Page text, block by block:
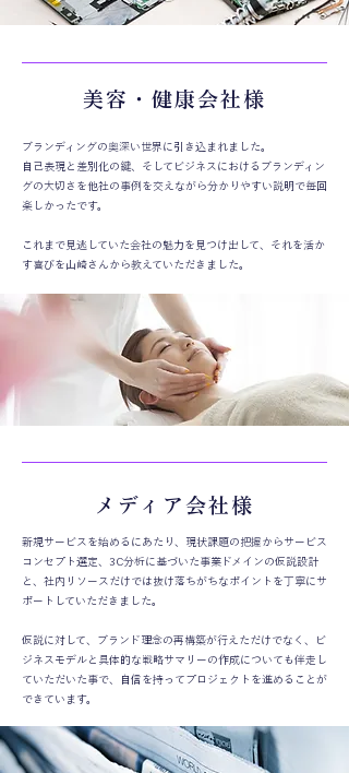
美容・健康会社様
ブランディングの奥深い世界に引き込まれました。
自己表現と差別化の鍵、そしてビジネスにおけるブランディン
グの大切さを他社の事例を交えながら分かりやすい説明で毎回
楽しかったです。
これまで見逃していた会社の魅力を見つけ出して、それを活か
す喜びを山崎さんから教えていただきました。
メディア会社様
新規サービスを始めるにあたり、現状課題の把握からサービス
コンセプト選定、3C分析に基づいた事業ドメインの仮説設計
と、社内リソースだけでは抜け落ちがちなポイントを丁寧にサ
ポートしていただきました。
仮説に対して、ブランド理念の再構築が行えただけでなく、ビ
ジネスモデルと具体的な戦略サマリーの作成についても伴走し
ていただいた事で、自信を持ってプロジェクトを進めることが
できています。